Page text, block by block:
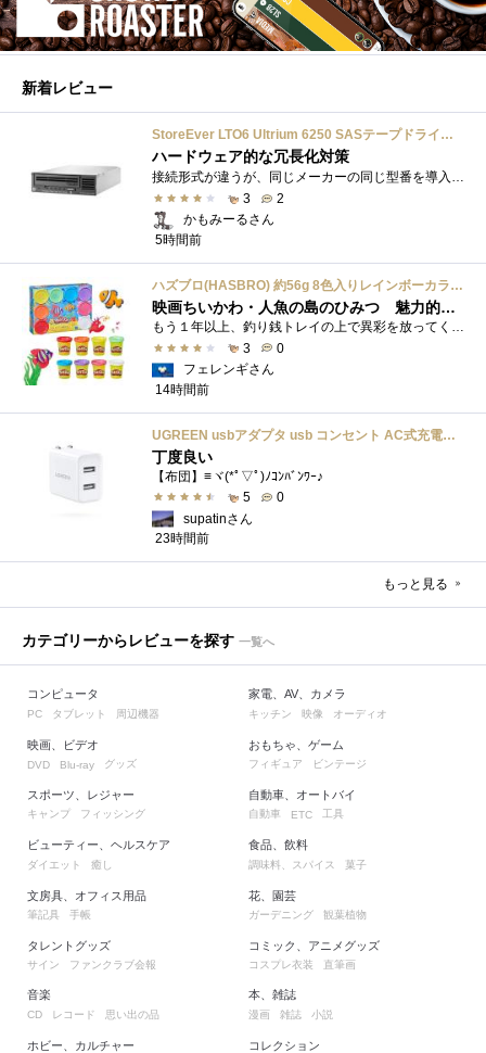
新着レビュー
StoreEver LTO6 Ultrium 6250 SASテープドライブ(内蔵型)
ハードウェア的な冗長化対策
接続形式が違うが、同じメーカーの同じ型番を導入しています。製品としてのレビューは下記の方で行っています。いざ使おうとしたときに故障�...
3
2
かもみーるさん
5時間前
ハズブロ(HASBRO) 約56g 8色入りレインボーカラーのプレイ・ドー、新学期用品、2才以上のプリスクールの子供向け、子供向けのアート&クラフト 粘土 ねんど、こどもの日、子供の日プレゼント
映画ちいかわ・人魚の島のひみつ 魅力的なビラン：セイレーンを造ってみた
3
0
フェレンギさん
14時間前
UGREEN usbアダプタ usb コンセント AC式充電器 3.1A PSE認証済み 折りたたみ式プラグ 2ポート
丁度良い
【布団】≡ヾ(*ﾟ▽ﾟ)ﾉｺﾝﾊﾞﾝﾜｰ♪
5
0
supatinさん
23時間前
もっと見る
カテゴリーからレビューを探す 一覧へ
コンピュータ
PC タブレット 周辺機器
映画、ビデオ
DVD Blu-ray グッズ
スポーツ、レジャー
キャンプ フィッシング
ビューティー、ヘルスケア
ダイエット 癒し
文房具、オフィス用品
筆記具 手帳
タレントグッズ
サイン ファンクラブ会報
家電、AV、カメラ
キッチン 映像 オーディオ
おもちゃ、ゲーム
フィギュア ビンテージ
自動車、オートバイ
自動車 ETC 工具
食品、飲料
調味料、スパイス 菓子
花、園芸
ガーデニング 観葉植物
コミック、アニメグッズ
コスプレ衣装 直筆画
音楽
CD レコード 思い出の品
ホビー、カルチャー
本、雑誌
漫画 雑誌 小説
コレクション